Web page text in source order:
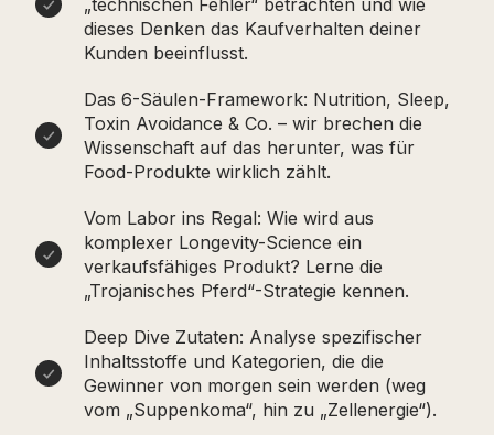
„technischen Fehler“ betrachten und wie
dieses Denken das Kaufverhalten deiner
Kunden beeinflusst.
Das 6-Säulen-Framework: Nutrition, Sleep,
Toxin Avoidance & Co. – wir brechen die
Wissenschaft auf das herunter, was für
Food-Produkte wirklich zählt.
Vom Labor ins Regal: Wie wird aus
komplexer Longevity-Science ein
verkaufsfähiges Produkt? Lerne die
„Trojanisches Pferd“-Strategie kennen.
Deep Dive Zutaten: Analyse spezifischer
Inhaltsstoffe und Kategorien, die die
Gewinner von morgen sein werden (weg
vom „Suppenkoma“, hin zu „Zellenergie“).